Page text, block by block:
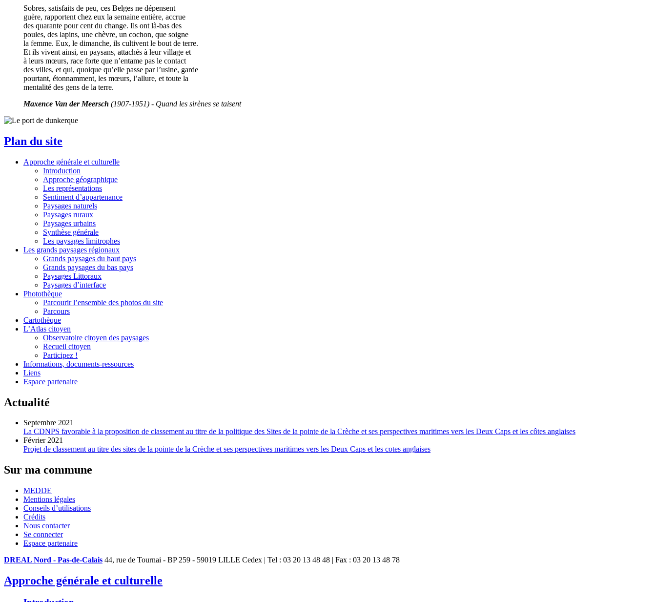
Sobres, satisfaits de peu, ces Belges ne dépensent
guère, rapportent chez eux la semaine entière, accrue
des quarante pour cent du change. Ils ont là-bas des
poules, des lapins, une chèvre, un cochon, que soigne
la femme. Eux, le dimanche, ils cultivent le bout de terre.
Et ils vivent ainsi, en paysans, attachés à leur village et
à leurs mœurs, race forte que n’entame pas le contact
des villes, et qui, quoique qu’elle passe par l’usine, garde
pourtant, étonnamment, les mœurs, l’allure, et toute la
mentalité des gens de la terre.
Maxence Van der Meersch (1907-1951) - Quand les sirènes se taisent
Plan du site
Approche générale et culturelle
Introduction
Approche géographique
Les représentations
Sentiment d’appartenance
Paysages naturels
Paysages ruraux
Paysages urbains
Synthèse générale
Les paysages limitrophes
Les grands paysages régionaux
Grands paysages du haut pays
Grands paysages du bas pays
Paysages Littoraux
Paysages d’interface
Photothèque
Parcourir l’ensemble des photos du site
Parcours
Cartothèque
L’Atlas citoyen
Observatoire citoyen des paysages
Recueil citoyen
Participez !
Informations, documents-ressources
Liens
Espace partenaire
Actualité
Septembre 2021
La CDNPS favorable à la proposition de classement au titre de la politique des Sites de la pointe de la Crèche et ses perspectives maritimes vers les Deux Caps et les côtes anglaises
Février 2021
Projet de classement au titre des sites de la pointe de la Crèche et ses perspectives maritimes vers les Deux Caps et les cotes anglaises
Sur ma commune
MEDDE
Mentions légales
Conseils d’utilisations
Crédits
Nous contacter
Se connecter
Espace partenaire
DREAL Nord - Pas-de-Calais 44, rue de Tournai - BP 259 - 59019 LILLE Cedex | Tel : 03 20 13 48 48 | Fax : 03 20 13 48 78
Approche générale et culturelle